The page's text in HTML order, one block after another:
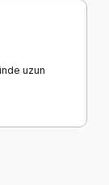
uzun